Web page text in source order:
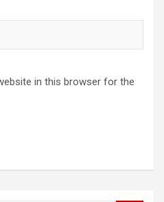
in this browser for the